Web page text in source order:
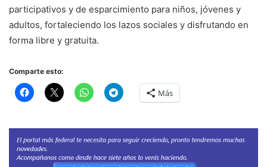
participativos y de esparcimiento para niños, jóvenes y
adultos, fortaleciendo los lazos sociales y disfrutando en
forma libre y gratuita.
Comparte esto:
Más